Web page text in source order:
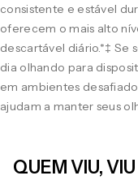
consistente e estável
oferecem o mais alto
descartável diário.*‡ Se
dia olhando para
em ambientes
ajudam a manter seus
QUEM VIU,